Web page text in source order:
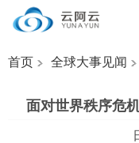
首页 全球大事见闻
面对世界秩序危